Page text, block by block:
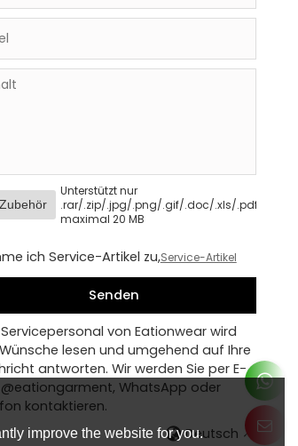
Unterstützt nur
.rar/.zip/.jpg/.png/.gif/.doc/.xls/.pdf,
maximal 20 MB
Zubehör
ich Service-Artikel zu,Service-Artikel
Senden
von Eationwear wird
lesen und umgehend auf Ihre
antworten. Wir werden Sie per E-
@eationgarment, WhatsApp oder
kontaktieren.
Deutsch
improve the website for you.